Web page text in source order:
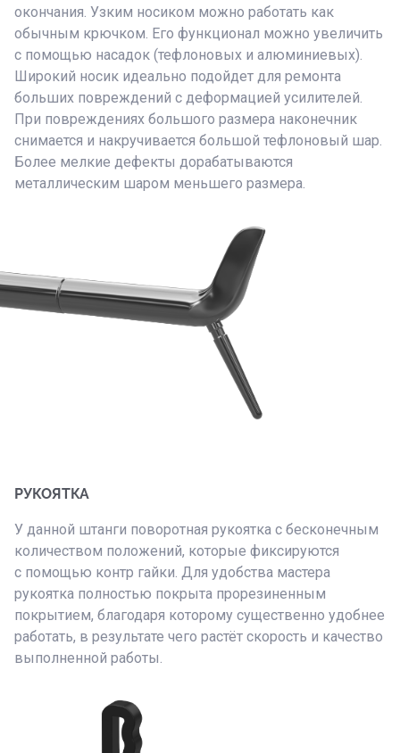
окончания. Узким носиком можно работать как
обычным крючком. Его функционал можно увеличить
с помощью насадок (тефлоновых и алюминиевых).
Широкий носик идеально подойдет для ремонта
больших повреждений с деформацией усилителей.
При повреждениях большого размера наконечник
снимается и накручивается большой тефлоновый шар.
Более мелкие дефекты дорабатываются
металлическим шаром меньшего размера.
РУКОЯТКА
У данной штанги поворотная рукоятка с бесконечным
количеством положений, которые фиксируются
с помощью контр гайки. Для удобства мастера
рукоятка полностью покрыта прорезиненным
покрытием, благодаря которому существенно удобнее
работать, в результате чего растёт скорость и качество
выполненной работы.